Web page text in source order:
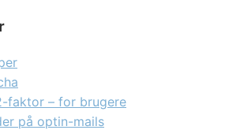
faktor – for brugere
på optin-mails